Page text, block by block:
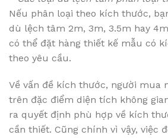
Nếu phân loại theo kích thước,
dù lệch tâm 2m, 3m, 3.5m hay
có thể đặt hàng thiết kế mẫu có
theo yêu cầu.
Về vấn đề kích thước, người mua
trên đặc điểm diện tích không
ra quyết định phù hợp về kích
cần thiết. Cũng chính vì vậy, việc